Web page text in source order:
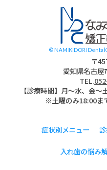
© NAMIKIDORI
〒
愛知県名古
TEL.
【診療時間】月〜水、金
※土曜のみ18:00ま
症状別メニュー
入れ歯の悩み